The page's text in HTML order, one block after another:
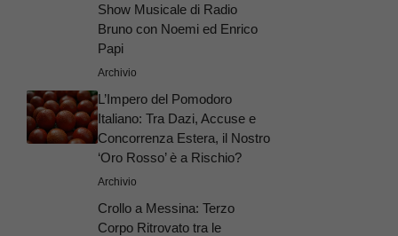
Show Musicale di Radio
Bruno con Noemi ed Enrico
Papi
Archivio
L’Impero del Pomodoro
Italiano: Tra Dazi, Accuse e
Concorrenza Estera, il Nostro
‘Oro Rosso’ è a Rischio?
Archivio
Crollo a Messina: Terzo
Corpo Ritrovato tra le